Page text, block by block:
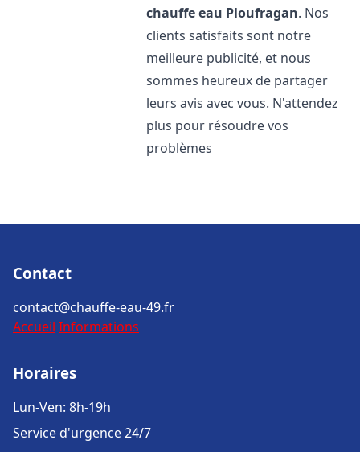
chauffe eau Ploufragan. Nos
clients satisfaits sont notre
meilleure publicité, et nous
sommes heureux de partager
leurs avis avec vous. N'attendez
plus pour résoudre vos
problèmes
Contact
contact@chauffe-eau-49.fr
Accueil Informations
Horaires
Lun-Ven: 8h-19h
Service d'urgence 24/7